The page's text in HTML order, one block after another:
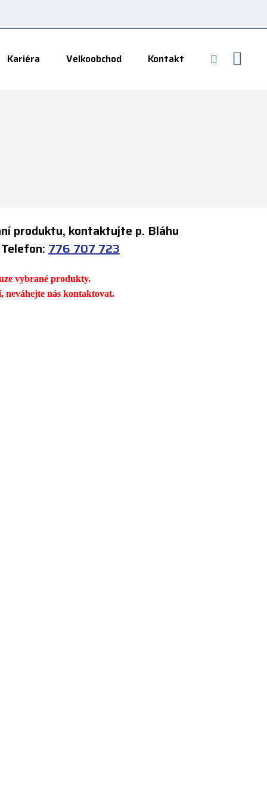
Kariéra Velkoobchod Kontakt
produktu, kontaktujte p. Bláhu
776 707 723
vybrané produkty.
neváhejte nás kontaktovat.